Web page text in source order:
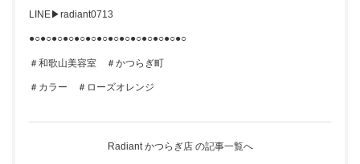
LINE▶︎radiant0713
●○●○●○●○●○●○●○●○●○●○●○●○●○●○
＃和歌山美容室 ＃かつらぎ町
＃カラー ＃ローズオレンジ
Radiant かつらぎ店 の記事一覧へ